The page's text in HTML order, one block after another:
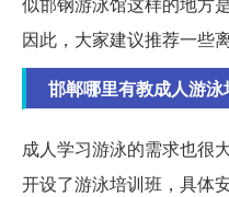
因此，大家建议推荐一些
邯郸哪里有教成人游
成人学习游泳的需求也很
开设了游泳培训班，具体